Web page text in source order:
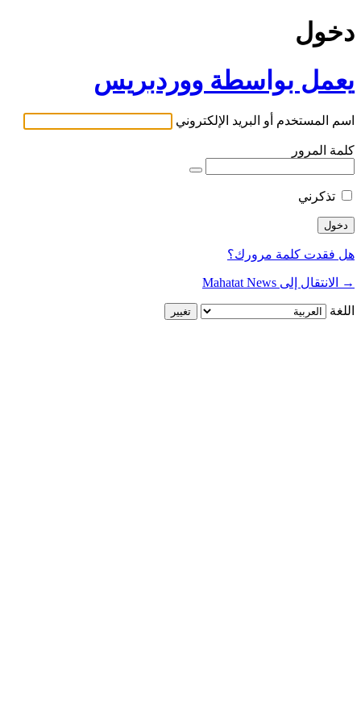
دخول
يعمل بواسطة ووردبريس
اسم المستخدم أو البريد الإلكتروني
كلمة المرور
تذكرني
هل فقدت كلمة مرورك؟
→ الانتقال إلى Mahatat News
اللغة